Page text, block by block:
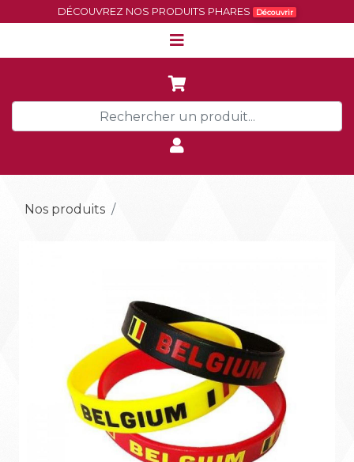
DÉCOUVREZ NOS PRODUITS PHARES Découvrir
Nos produits
Précédent